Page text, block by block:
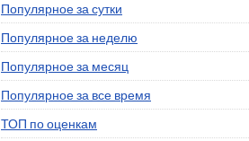
Популярное за сутки
Популярное за неделю
Популярное за месяц
Популярное за все время
ТОП по оценкам